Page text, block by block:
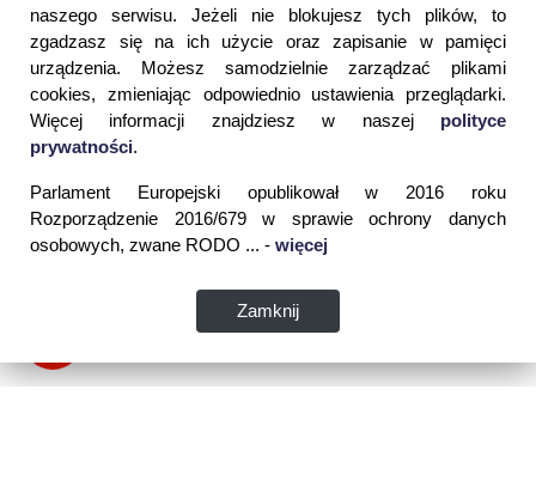
naszego serwisu. Jeżeli nie blokujesz tych plików, to
zgadzasz się na ich użycie oraz zapisanie w pamięci
urządzenia. Możesz samodzielnie zarządzać plikami
cookies, zmieniając odpowiednio ustawienia przeglądarki.
Więcej informacji znajdziesz w naszej polityce
prywatności.
Parlament Europejski opublikował w 2016 roku
Rozporządzenie 2016/679 w sprawie ochrony danych
osobowych, zwane RODO ... - więcej
Zamknij